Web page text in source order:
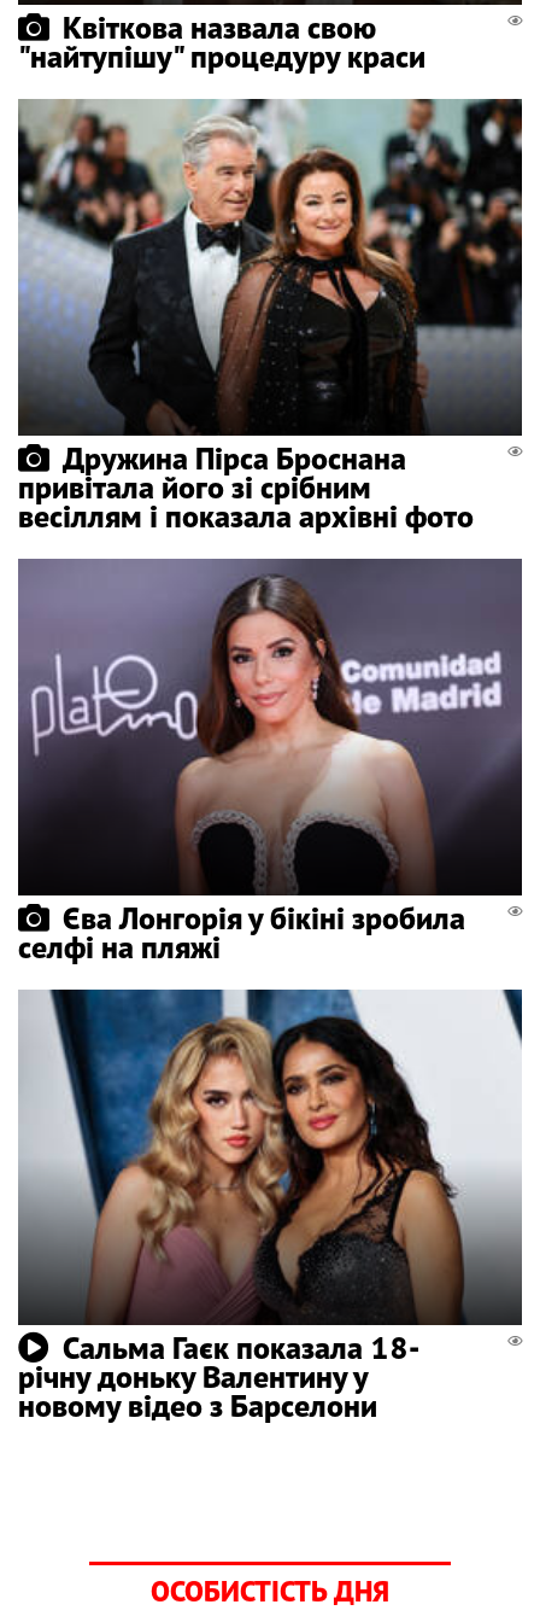
Квіткова назвала свою
"найтупішу" процедуру краси
Дружина Пірса Броснана
привітала його зі срібним
весіллям і показала архівні фото
Єва Лонгорія у бікіні зробила
селфі на пляжі
Сальма Гаєк показала 18-
річну доньку Валентину у
новому відео з Барселони
ОСОБИСТІСТЬ ДНЯ